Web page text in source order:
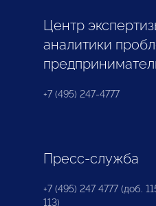
Центр
аналитики
+7 (495) 247-4777
Пресс-служба
+7 (495) 247 4777 (доб.
113)